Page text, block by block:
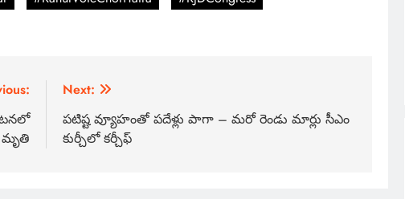
Next:
పటిష్ట వ్యూహంతో పదేళ్లు పాగా – మరో రెండు మార్లు సీఎం
కుర్చీలో కర్చీఫ్